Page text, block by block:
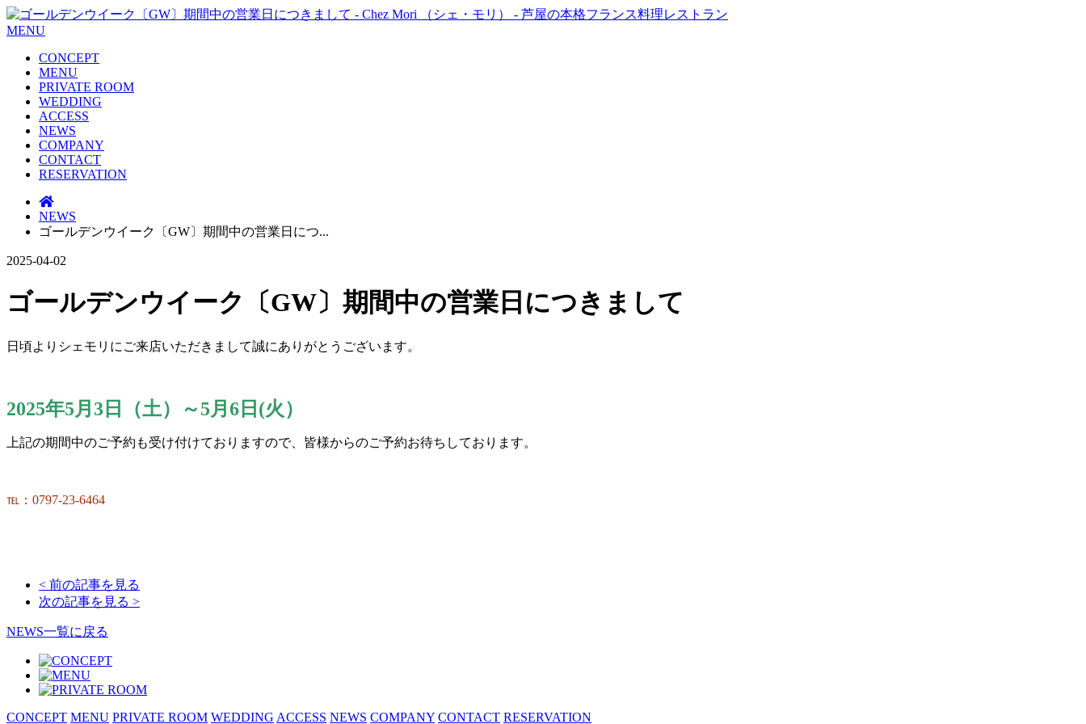
MENU
CONCEPT
MENU
PRIVATE ROOM
WEDDING
ACCESS
NEWS
COMPANY
CONTACT
RESERVATION
NEWS
ゴールデンウイーク〔GW〕期間中の営業日につ...
2025-04-02
ゴールデンウイーク〔GW〕期間中の営業日につきまして
日頃よりシェモリにご来店いただきまして誠にありがとうございます。
2025年5月3日（土）～5月6日(火）
上記の期間中のご予約も受け付けておりますので、皆様からのご予約お待ちしております。
℡：0797‐23‐6464
< 前の記事を見る
次の記事を見る >
NEWS一覧に戻る
CONCEPT MENU PRIVATE ROOM WEDDING ACCESS NEWS COMPANY CONTACT RESERVATION